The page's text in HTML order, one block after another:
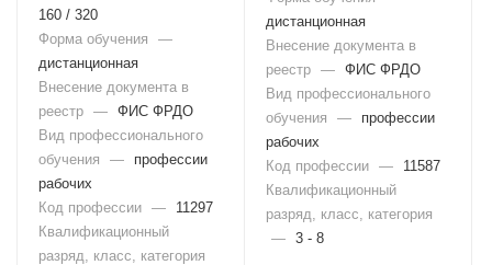
160 / 320
Форма обучения
—
дистанционная
Внесение документа в
реестр — ФИС ФРДО
Вид профессионального
обучения
—
профессии
рабочих
Код профессии —
11297
Квалификационный
разряд, класс, категория
дистанционная
Внесение документа в
реестр — ФИС ФРДО
Вид профессионального
обучения
—
профессии
рабочих
Код профессии —
11587
Квалификационный
разряд, класс, категория
— 3 - 8